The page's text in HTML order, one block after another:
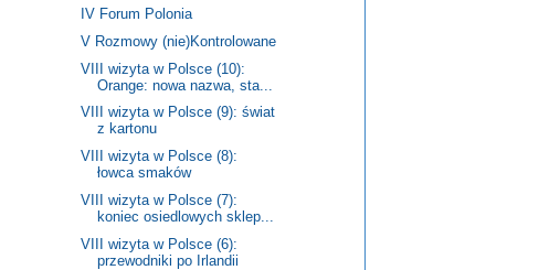
IV Forum Polonia
V Rozmowy (nie)Kontrolowane
VIII wizyta w Polsce (10):
Orange: nowa nazwa, sta...
VIII wizyta w Polsce (9): świat
z kartonu
VIII wizyta w Polsce (8):
łowca smaków
VIII wizyta w Polsce (7):
koniec osiedlowych sklep...
VIII wizyta w Polsce (6):
przewodniki po Irlandii